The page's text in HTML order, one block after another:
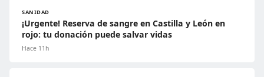
SANIDAD
¡Urgente! Reserva de sangre en Castilla y León en
rojo: tu donación puede salvar vidas
Hace 11h